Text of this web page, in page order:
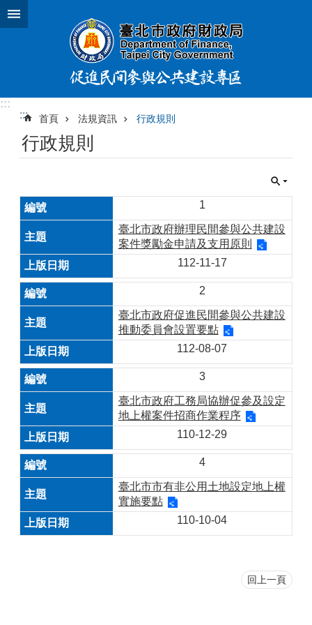
跳到主要內容區塊
:::
:::
首頁 法規資訊 行政規則
行政規則
1
臺北市政府辦理民間參與公共建設
案件獎勵金申請及支用原則
112-11-17
2
臺北市政府促進民間參與公共建設
推動委員會設置要點
112-08-07
3
臺北市政府工務局協辦促參及設定
地上權案件招商作業程序
110-12-29
4
臺北市市有非公用土地設定地上權
實施要點
110-10-04
回上一頁